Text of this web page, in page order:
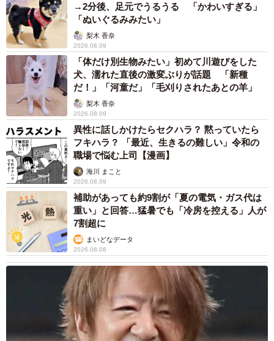
新たに届いた自販機の器(「なかよし自販機コーナー」Twitterより)
――年々、このような自販機の人気は高まっていると感じ
ますか？
こういった店舗を持ちたいと思ったのは約20年前で、その
時は誰も見向きをしませんでしたが、ここ3〜4年前から急
にブームのようなものが到来したかと。約3年前に3台ほど
の自販機とゲーム機のある小さなお店を経営していました
が、今回は入手しにくいうどんなどの自販機をそろえるこ
→2分後、足元でうるうる 「かわいすぎる」
「ぬいぐるみみたい」
梨木 香奈
2026.08.09
「体だけ別生物みたい」初めて川遊びをした
犬、濡れた直後の激変ぶりが話題 「新種
だ！」「河童だ」「毛刈りされたあとの羊」
梨木 香奈
2026.08.09
異性に話しかけたらセクハラ？ 黙っていたら
フキハラ？ 「最近、生きるの難しい」令和の
職場で悩む上司【漫画】
海川 まこと
2026.08.09
補助があっても約9割が「夏の電気・ガス代は
重い」と回答…猛暑でも「冷房を控える」人が
7割超に
まいどなデータ
2026.08.08